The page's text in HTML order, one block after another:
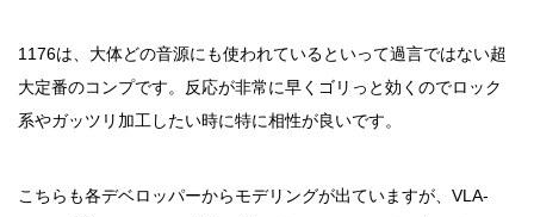
1176は、大体どの音源にも使われているといって過言ではない超
大定番のコンプです。反応が非常に早くゴリっと効くのでロック
系やガッツリ加工したい時に特に相性が良いです。
こちらも各デベロッパーからモデリングが出ていますが、VLA-